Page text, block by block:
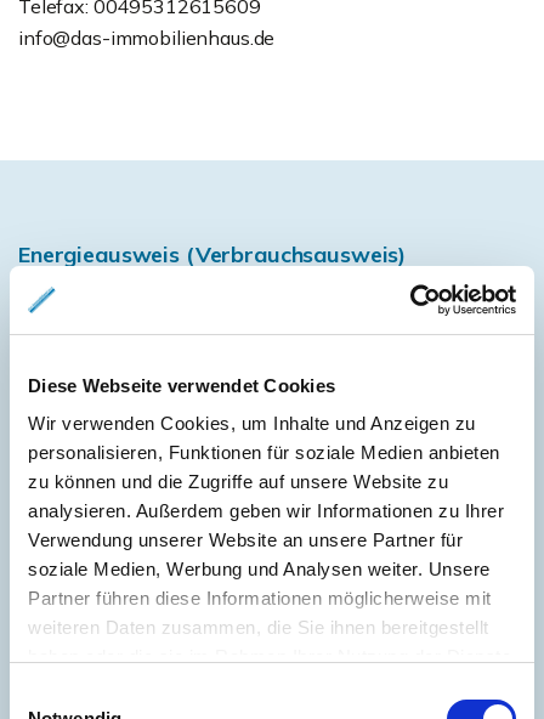
Diese Webseite verwendet Cookies
Wir verwenden Cookies, um Inhalte und Anzeigen zu
personalisieren, Funktionen für soziale Medien anbieten
zu können und die Zugriffe auf unsere Website zu
analysieren. Außerdem geben wir Informationen zu Ihrer
Verwendung unserer Website an unsere Partner für
soziale Medien, Werbung und Analysen weiter. Unsere
Partner führen diese Informationen möglicherweise mit
weiteren Daten zusammen, die Sie ihnen bereitgestellt
Telefax: 00495312615609
info@das-immobilienhaus.de
Energieausweis (Verbrauchsausweis)
61,60 kWh / (m²*a)
Energieverbrauchskennwert
Weitere Informationen
Wesentlicher Energieträger
GAS